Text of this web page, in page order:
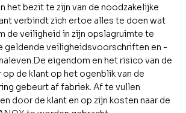
het bezit te zijn van de noodzakelijke
verbindt zich ertoe alles te doen wat
de veiligheid in zijn opslagruimte te
geldende veiligheidsvoorschriften en -
eigendom en het risico van de
op de klant op het ogenblik van de
gebeurt af fabriek. Af te vullen
door de klant en op zijn kosten naar de